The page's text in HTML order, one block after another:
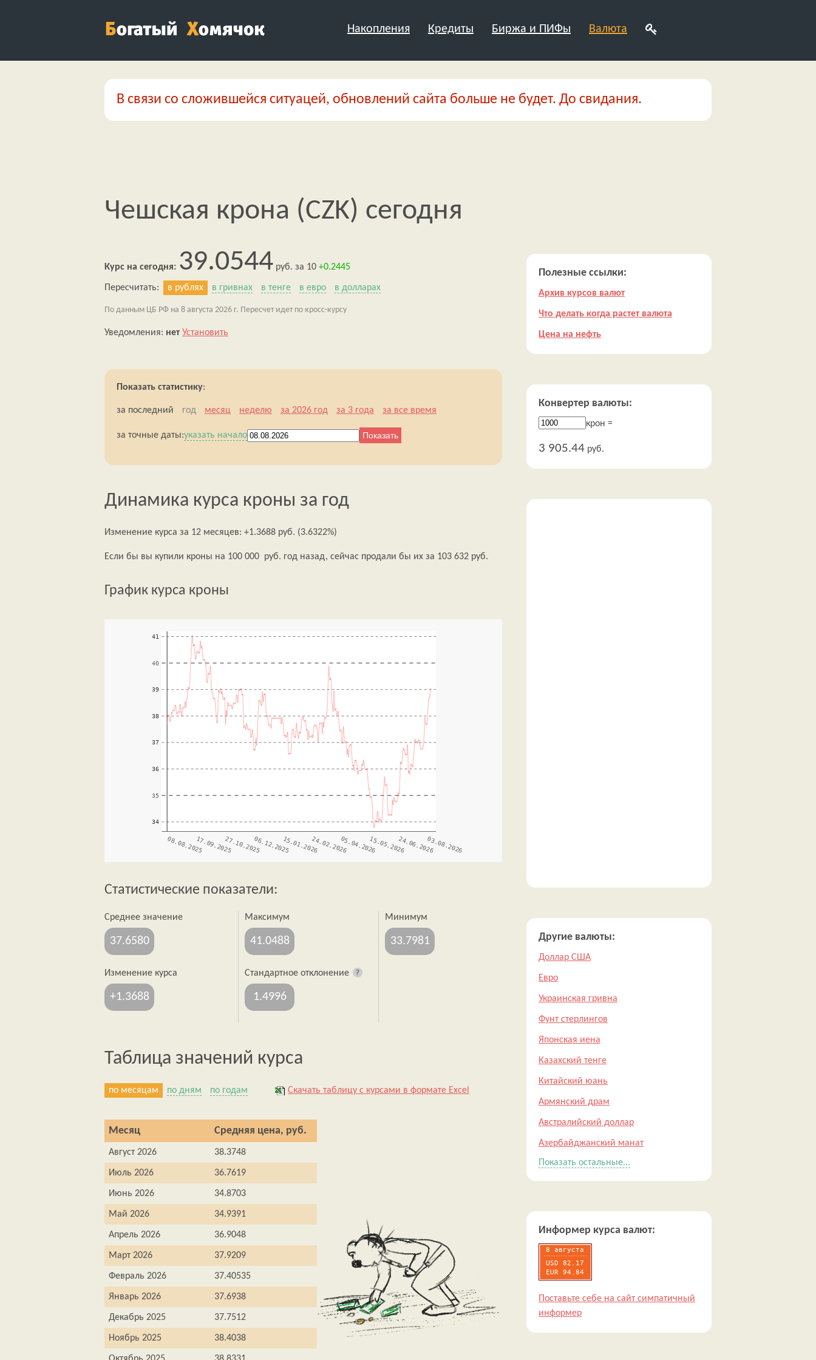
Накопления Кредиты Биржа и ПИФы Валюта
В связи со сложившейся ситуацей, обновлений сайта больше не будет. До свидания.
Чешская крона (CZK) сегодня
Курс на сегодня: 39.0544 руб. за 10 +0.2445
Пересчитать: в рублях в гривнах в тенге в евро в долларах
По данным ЦБ РФ на 8 августа 2026 г. Пересчет идет по кросс-курсу
Уведомления: нет Установить
Показать статистику:
за последний год месяц неделю за 2026 год за 3 года за все время
за точные даты:указать начало
Динамика курса кроны за год
Изменение курса за 12 месяцев: +1.3688 руб. (3.6322%)
Если бы вы купили кроны на 100 000 руб. год назад, сейчас продали бы их за 103 632 руб.
График курса кроны
Статистические показатели:
Среднее значение
37.6580
Максимум
41.0488
Минимум
33.7981
Изменение курса
+1.3688
Стандартное отклонение
1.4996
Таблица значений курса
по месяцам по дням по годам Скачать таблицу с курсами в формате Excel
Месяц Средняя цена, руб.
Август 2026 38.3748
Июль 2026 36.7619
Июнь 2026 34.8703
Май 2026 34.9391
Апрель 2026 36.9048
Март 2026 37.9209
Февраль 2026 37.40535
Январь 2026 37.6938
Декабрь 2025 37.7512
Ноябрь 2025 38.4038
Полезные ссылки:
Архив курсов валют
Что делать когда растет валюта
Цена на нефть
Конвертер валюты:
крон =
3 905.44 руб.
Другие валюты:
Доллар США
Евро
Украинская гривна
Фунт стерлингов
Японская иена
Казахский тенге
Китайский юань
Армянский драм
Австралийский доллар
Азербайджанский манат
Показать остальные...
Информер курса валют:
Поставьте себе на сайт симпатичный
информер